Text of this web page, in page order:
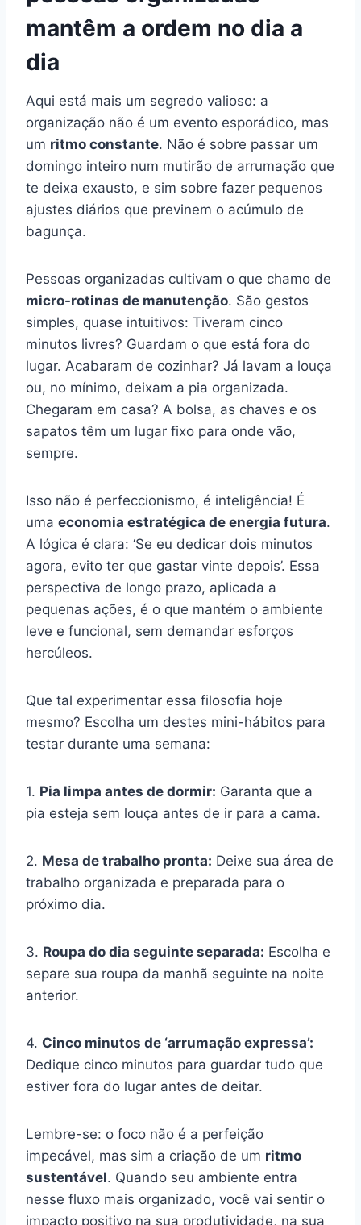
mantêm a ordem no dia a
dia
Aqui está mais um segredo valioso: a
organização não é um evento esporádico, mas
um ritmo constante. Não é sobre passar um
domingo inteiro num mutirão de arrumação que
te deixa exausto, e sim sobre fazer pequenos
ajustes diários que previnem o acúmulo de
bagunça.
Pessoas organizadas cultivam o que chamo de
micro-rotinas de manutenção. São gestos
simples, quase intuitivos: Tiveram cinco
minutos livres? Guardam o que está fora do
lugar. Acabaram de cozinhar? Já lavam a louça
ou, no mínimo, deixam a pia organizada.
Chegaram em casa? A bolsa, as chaves e os
sapatos têm um lugar fixo para onde vão,
sempre.
Isso não é perfeccionismo, é inteligência! É
uma economia estratégica de energia futura.
A lógica é clara: ‘Se eu dedicar dois minutos
agora, evito ter que gastar vinte depois’. Essa
perspectiva de longo prazo, aplicada a
pequenas ações, é o que mantém o ambiente
leve e funcional, sem demandar esforços
hercúleos.
Que tal experimentar essa filosofia hoje
mesmo? Escolha um destes mini-hábitos para
testar durante uma semana:
1. Pia limpa antes de dormir: Garanta que a
pia esteja sem louça antes de ir para a cama.
2. Mesa de trabalho pronta: Deixe sua área de
trabalho organizada e preparada para o
próximo dia.
3. Roupa do dia seguinte separada: Escolha e
separe sua roupa da manhã seguinte na noite
anterior.
4. Cinco minutos de ‘arrumação expressa’:
Dedique cinco minutos para guardar tudo que
estiver fora do lugar antes de deitar.
Lembre-se: o foco não é a perfeição
impecável, mas sim a criação de um ritmo
sustentável. Quando seu ambiente entra
nesse fluxo mais organizado, você vai sentir o
impacto positivo na sua produtividade, na sua